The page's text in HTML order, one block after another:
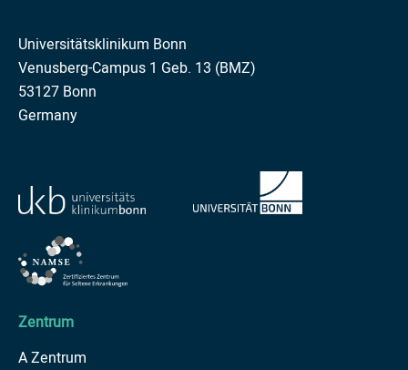
Universitätsklinikum Bonn
Venusberg-Campus 1 Geb. 13 (BMZ)
53127 Bonn
Germany
Zentrum
A Zentrum